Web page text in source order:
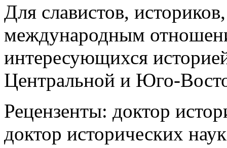
Для славистов,
междуна­родным
интересующихся
Центральной и Юго-
Рецензенты: доктор
доктор исторических